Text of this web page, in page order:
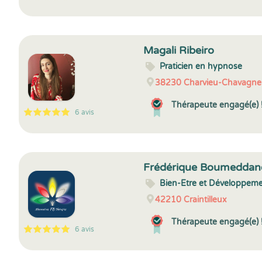
5
1
5
6 6 avis
Magali Ribeiro
Praticien en hypnose
38230Charvieu-
Thérapeute engagé(e)
5
1
5
6 6 avis
Frédérique
Bien-Etre et
42210Craintilleux
Thérapeute engagé(e)